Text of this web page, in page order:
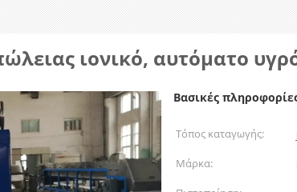
ιονικό, αυτόματο
Βασικές
Τόπος καταγωγής:
Μάρκα: